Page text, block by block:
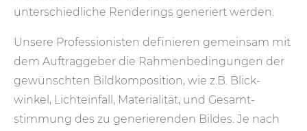
unter­schiedliche Render­ings generiert werden.
Unsere Pro­fessio­nisten definieren gemein­sam mit
dem Auftrag­geber die Rahmen­bedingungen der
gewün­schten Bild­komposition, wie z.B. Blick­
winkel, Licht­ein­fall, Materi­ali­tät, und Gesamt­
stimmung des zu gener­ier­enden Bildes. Je nach